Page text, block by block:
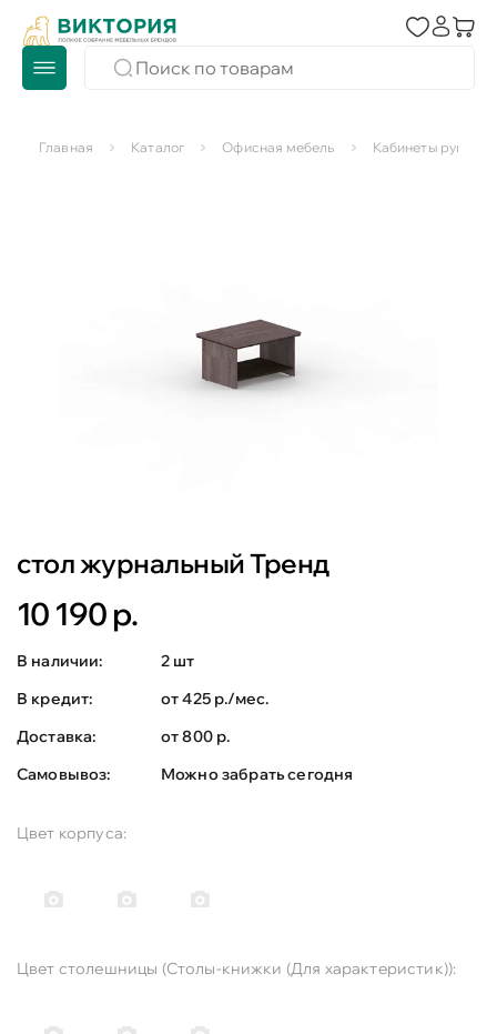
Главная Каталог Офисная мебель Кабинеты
стол журнальный Тренд
10 190 р.
В наличии:
2 шт
В кредит:
от 425 р./мес.
Доставка:
от 800 р.
Самовывоз:
Можно забрать сегодня
Цвет корпуса:
Цвет столешницы (Столы-книжки (Для характеристик)):